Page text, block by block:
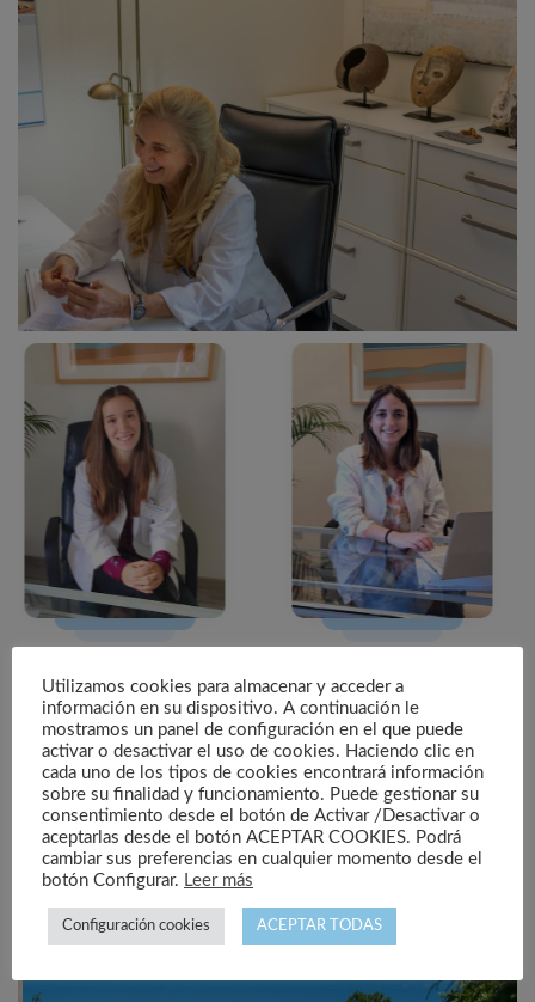
CONTACTA CON NOSOTROS
¿Cómo son las
instalaciones de nuestra
unidad de agudos?
Utilizamos cookies para almacenar y acceder a
información en su dispositivo. A continuación le
mostramos un panel de configuración en el que puede
activar o desactivar el uso de cookies. Haciendo clic en
cada uno de los tipos de cookies encontrará información
sobre su finalidad y funcionamiento. Puede gestionar su
consentimiento desde el botón de Activar /Desactivar o
aceptarlas desde el botón ACEPTAR COOKIES. Podrá
cambiar sus preferencias en cualquier momento desde el
botón Configurar. Leer más
Configuración cookies ACEPTAR TODAS